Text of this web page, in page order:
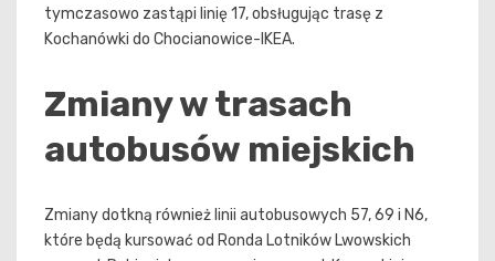
tymczasowo zastąpi linię 17, obsługując trasę z
Kochanówki do Chocianowice-IKEA.
Zmiany w trasach
autobusów miejskich
Zmiany dotkną również linii autobusowych 57, 69 i N6,
które będą kursować od Ronda Lotników Lwowskich